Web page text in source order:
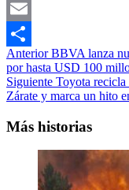
Link
X
Email
Compartir
Navegación
de
entradas
AnteriorBBVA lanza
por hasta USD 100
Siguiente Toyota
Zárate y marca un hito
Más historias